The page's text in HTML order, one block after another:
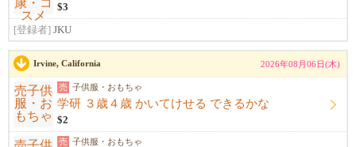
$3
[登録者] JKU
Irvine, California 2026年08月06日(木)
売 子供服・おもちゃ
学研 ３歳４歳 かいてけせる できるかな
$2
売 子供服・おもちゃ